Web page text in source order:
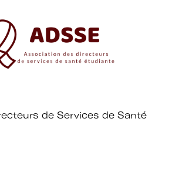
de Services de Santé